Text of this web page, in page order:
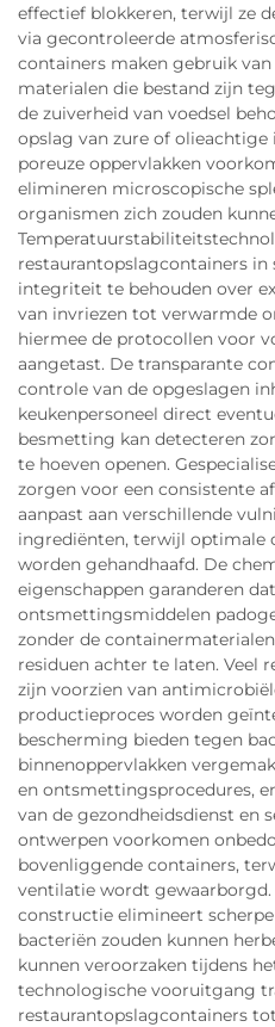
effectief blokkeren, terwijl ze
via gecontroleerde
containers maken gebruik
materialen die bestand zijn
de zuiverheid van voedsel
opslag van zure of
poreuze oppervlakken
elimineren microscopische
organismen zich zouden
restaurantopslagcontainers
integriteit te behouden over
van invriezen tot verwarmde
hiermee de protocollen voor
aangetast. De transparante
controle van de opgeslagen
keukenpersoneel direct
besmetting kan detecteren
te hoeven openen.
zorgen voor een consistente
aanpast aan verschillende
ingrediënten, terwijl optimale
worden gehandhaafd. De
eigenschappen garanderen
ontsmettingsmiddelen
zonder de
residuen achter te laten. Veel
zijn voorzien van
productieproces worden
bescherming bieden tegen
binnenoppervlakken
en ontsmettingsprocedures,
van de gezondheidsdienst en
ontwerpen voorkomen
bovenliggende containers,
ventilatie wordt
constructie elimineert
bacteriën zouden kunnen
kunnen veroorzaken tijdens
technologische vooruitgang
restaurantopslagcontainers